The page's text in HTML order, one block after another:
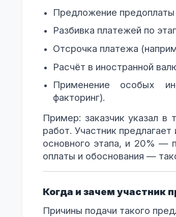
Предложение предоплаты
Разбивка платежей по
Отсрочка платежа
Расчёт в иностранной
Применение особых
факторинг).
Пример: заказчик указал в
работ. Участник
основного этапа, и 20% —
оплаты и обоснования —
Когда и зачем участник
Причины подачи такого